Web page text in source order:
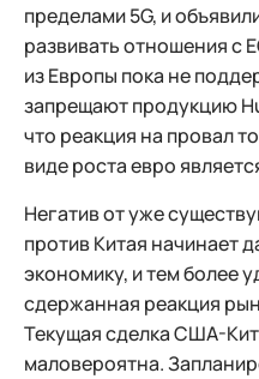
пределами 5G, и
развивать отношения с
из Европы пока не
запрещают продукцию
что реакция на провал
виде роста евро
Негатив от уже
против Китая начинает
экономику, и тем более
сдержанная реакция
Текущая сделка США-
маловероятна.